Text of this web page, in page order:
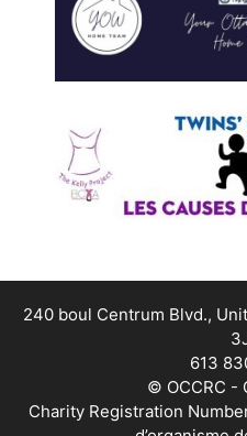
240 boul Centrum Blvd.,
613
© OCCRC -
Charity Registration